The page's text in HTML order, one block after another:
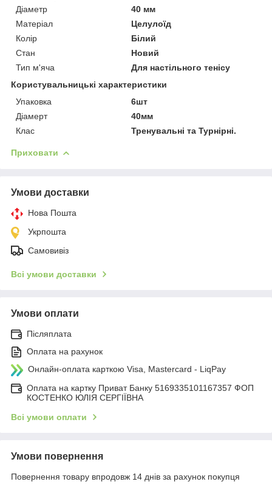
Діаметр
40 мм
Матеріал
Целулоїд
Колір
Білий
Стан
Новий
Тип м'яча
Для настільного тенісу
Користувальницькі характеристики
Упаковка
6шт
Діамерт
40мм
Клас
Тренувальні та Турнірні.
Приховати
Умови доставки
Нова Пошта
Укрпошта
Самовивіз
Всі умови доставки
Умови оплати
Післяплата
Оплата на рахунок
Онлайн-оплата карткою Visa, Mastercard - LiqPay
Оплата на картку Приват Банку 5169335101167357 ФОП
КОСТЕНКО ЮЛІЯ СЕРГІЇВНА
Всі умови оплати
Умови повернення
Повернення товару впродовж 14 днів за рахунок покупця